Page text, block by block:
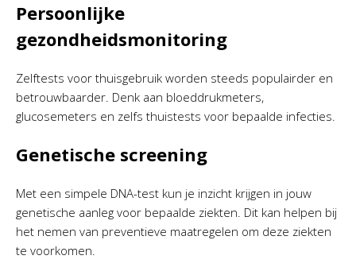
Persoonlijke
gezondheidsmonitoring
Zelftests voor thuisgebruik worden steeds populairder en
betrouwbaarder. Denk aan bloeddrukmeters,
glucosemeters en zelfs thuistests voor bepaalde infecties.
Genetische screening
Met een simpele DNA-test kun je inzicht krijgen in jouw
genetische aanleg voor bepaalde ziekten. Dit kan helpen bij
het nemen van preventieve maatregelen om deze ziekten
te voorkomen.